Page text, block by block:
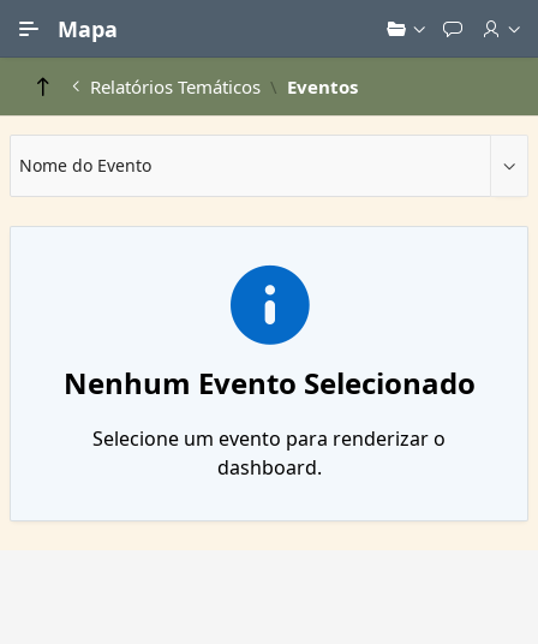
Mapa
Relatórios Temáticos Eventos
Nome do Evento
Nenhum Evento Selecionado
Selecione um evento para renderizar o
dashboard.